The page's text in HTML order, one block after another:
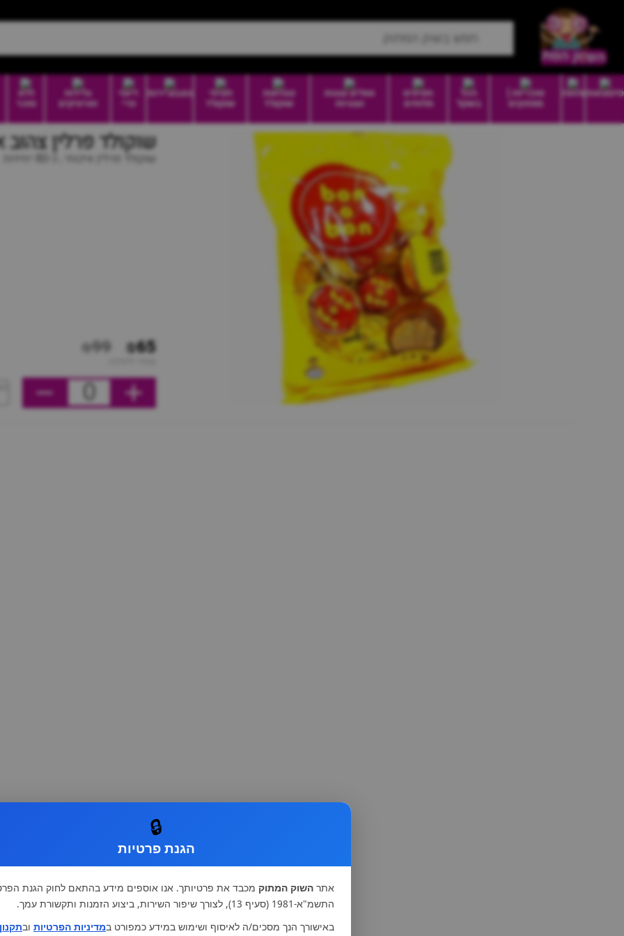
סיטונאותמזווה
סוכריות |
ממתקים
הכל
בשקל
חטיפים
מלוחים
וופלים עוגות
ועוגיות
טבלאות
שוקולד
חטיפי
שוקולד
בונבוניירות
דיוטי
פרי
גלידות
וארטיקים
ללא
סוכר
שוקולד פרלין צהוב
שוקולד פרלין איכותי , כ-80 יחידות
₪65
₪99
0
🔒
הגנת פרטיות
אתר השוק המתוק מכבד את פרטיותך. אנו אוספים מידע בהתאם לחוק הגנת
התשמ"א-1981 (סעיף 13), לצורך שיפור השירות, ביצוע הזמנות ותקשורת עמך.
באישורך הנך מסכים/ה לאיסוף ושימוש במידע כמפורט במדיניות הפרטיות ובתקנון